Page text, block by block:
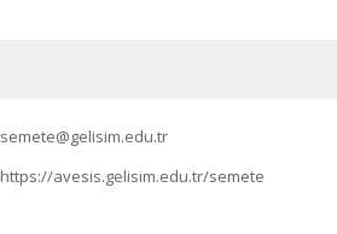
semete@gelisim.edu.tr
https://avesis.gelisim.edu.tr/semete